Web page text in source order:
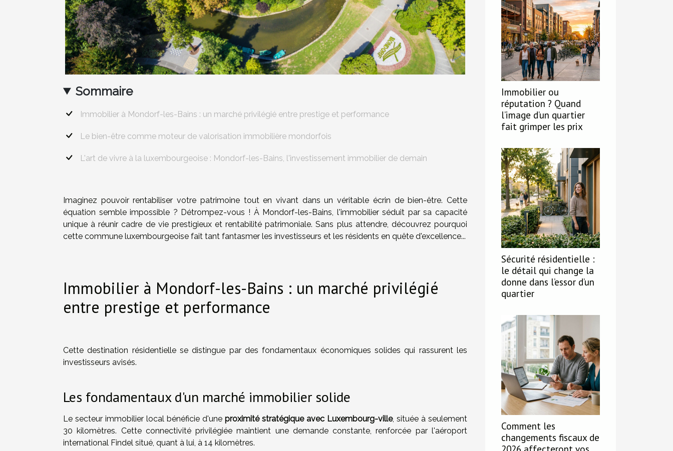
Sommaire
Immobilier à Mondorf-les-Bains : un marché privilégié entre prestige et performance
Le bien-être comme moteur de valorisation immobilière mondorfois
L'art de vivre à la luxembourgeoise : Mondorf-les-Bains, l'investissement immobilier de demain
Imaginez pouvoir rentabiliser votre patrimoine tout en vivant dans un véritable écrin de bien-être. Cette
équation semble impossible ? Détrompez-vous ! À Mondorf-les-Bains, l'immobilier séduit par sa capacité
unique à réunir cadre de vie prestigieux et rentabilité patrimoniale. Sans plus attendre, découvrez pourquoi
cette commune luxembourgeoise fait tant fantasmer les investisseurs et les résidents en quête d'excellence...
Immobilier à Mondorf-les-Bains : un marché privilégié
entre prestige et performance
Cette destination résidentielle se distingue par des fondamentaux économiques solides qui rassurent les
investisseurs avisés.
Les fondamentaux d'un marché immobilier solide
Le secteur immobilier local bénéficie d'une proximité stratégique avec Luxembourg-ville, située à seulement
30 kilomètres. Cette connectivité privilégiée maintient une demande constante, renforcée par l'aéroport
international Findel situé, quant à lui, à 14 kilomètres.
Immobilier ou
réputation ? Quand
l’image d’un quartier
fait grimper les prix
Sécurité résidentielle :
le détail qui change la
donne dans l’essor d’un
quartier
Comment les
changements fiscaux de